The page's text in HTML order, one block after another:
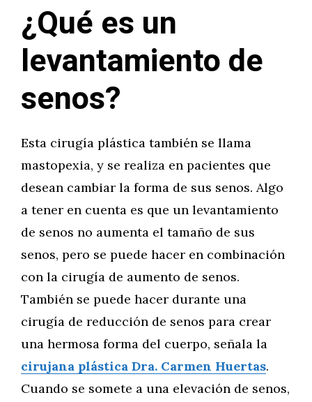
¿Qué es un
levantamiento de
senos?
Esta cirugía plástica también se llama
mastopexia, y se realiza en pacientes que
desean cambiar la forma de sus senos. Algo
a tener en cuenta es que un levantamiento
de senos no aumenta el tamaño de sus
senos, pero se puede hacer en combinación
con la cirugía de aumento de senos.
También se puede hacer durante una
cirugía de reducción de senos para crear
una hermosa forma del cuerpo, señala la
cirujana plástica Dra. Carmen Huertas.
Cuando se somete a una elevación de senos,